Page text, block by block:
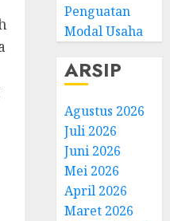
Penguatan
Modal Usaha
ARSIP
Agustus 2026
Juli 2026
Juni 2026
Mei 2026
April 2026
Maret 2026